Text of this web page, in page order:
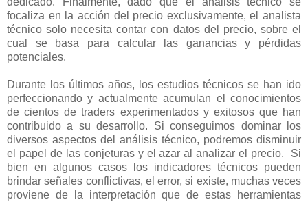
focaliza en la acción del precio exclusivamente, el analista
técnico solo necesita contar con datos del precio, sobre el
cual se basa para calcular las ganancias y pérdidas
potenciales.
Durante los últimos años, los estudios técnicos se han ido
perfeccionando y actualmente acumulan el conocimientos
de cientos de traders experimentados y exitosos que han
contribuido a su desarrollo. Si conseguimos dominar los
diversos aspectos del análisis técnico, podremos disminuir
el papel de las conjeturas y el azar al analizar el precio. Si
bien en algunos casos los indicadores técnicos pueden
brindar señales conflictivas, el error, si existe, muchas veces
proviene de la interpretación que de estas herramientas